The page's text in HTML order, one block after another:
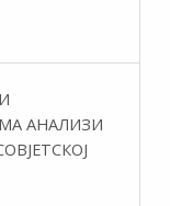
АНАЛИЗИ